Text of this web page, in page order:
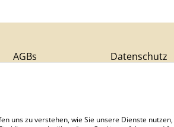
AGBs Datenschutz
uns zu verstehen, wie Sie unsere Dienste